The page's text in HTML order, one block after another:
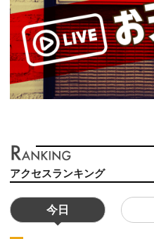
アクセスランキング
今日